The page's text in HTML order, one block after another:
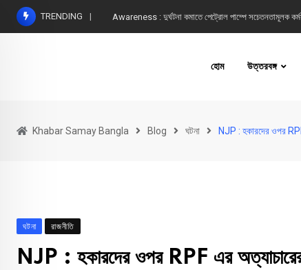
Skip
TRENDING Awareness : দুর্ঘটনা কমাতে পেট্রোল পাম্পে সচেতনতামূলক
হোম উত্তরবঙ্গ
Khabar Samay Bangla Blog ঘটনা NJP : হকারদের ওপর
ঘটনা রাজনীতি
NJP : হকারদের ওপর RPF এর